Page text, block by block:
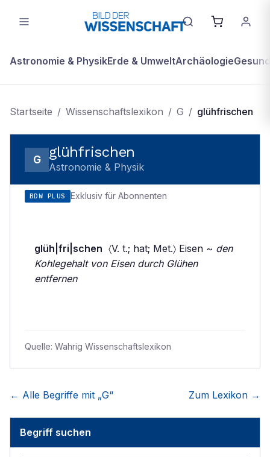
Astronomie & PhysikErde & UmweltArchäologie
Startseite / Wissenschaftslexikon / G / glühfrischen
G glühfrischen
Astronomie & Physik
BDW PLUS Exklusiv für Abonnenten
glüh|fri|schen 〈V. t.; hat; Met.〉 Eisen ~ den
Kohlegehalt von Eisen durch Glühen
entfernen
Quelle: Wahrig Wissenschaftslexikon
← Alle Begriffe mit „G“ Zum Lexikon →
Begriff suchen